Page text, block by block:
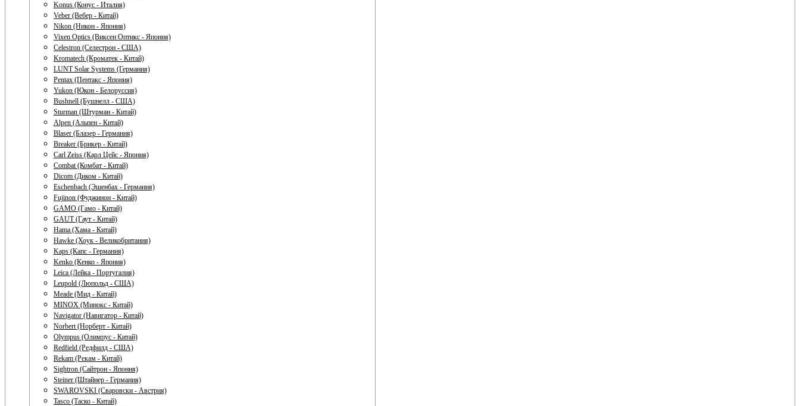
Konus (Конус - Италия)
Veber (Вебер - Китай)
Nikon (Никон - Япония)
Vixen Optics (Виксен Оптикс - Япония)
Celestron (Селестрон - США)
Kromatech (Кроматек - Китай)
LUNT Solar Systems (Германия)
Pentax (Пентакс - Япония)
Yukon (Юкон - Белоруссия)
Bushnell (Бушнелл - США)
Sturman (Штурман - Китай)
Alpen (Альпен - Китай)
Blaser (Блазер - Германия)
Breaker (Брикер - Китай)
Carl Zeiss (Карл Цейс - Япония)
Combat (Комбат - Китай)
Dicom (Диком - Китай)
Eschenbach (Эшенбах - Германия)
Fujinon (Фуджинон - Китай)
GAMO (Гамо - Китай)
GAUT (Гаут - Китай)
Hama (Хама - Китай)
Hawke (Хоук - Великобритания)
Kaps (Капс - Германия)
Kenko (Кенко - Япония)
Leica (Лейка - Португалия)
Leupold (Люпольд - США)
Meade (Мид - Китай)
MINOX (Минокс - Китай)
Navigator (Навигатор - Китай)
Norbert (Норберт - Китай)
Olympus (Олимпус - Китай)
Redfield (Редфилд - США)
Rekam (Рекам - Китай)
Sightron (Сайтрон - Япония)
Steiner (Штайнер - Германия)
SWAROVSKI (Сваровски - Австрия)
Tasco (Таско - Китай)